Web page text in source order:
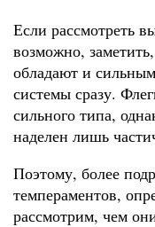
Если рассмотреть
возможно,
обладают и
системы сразу.
сильного типа,
наделен лишь
Поэтому, более
темпераментов,
рассмотрим, чем